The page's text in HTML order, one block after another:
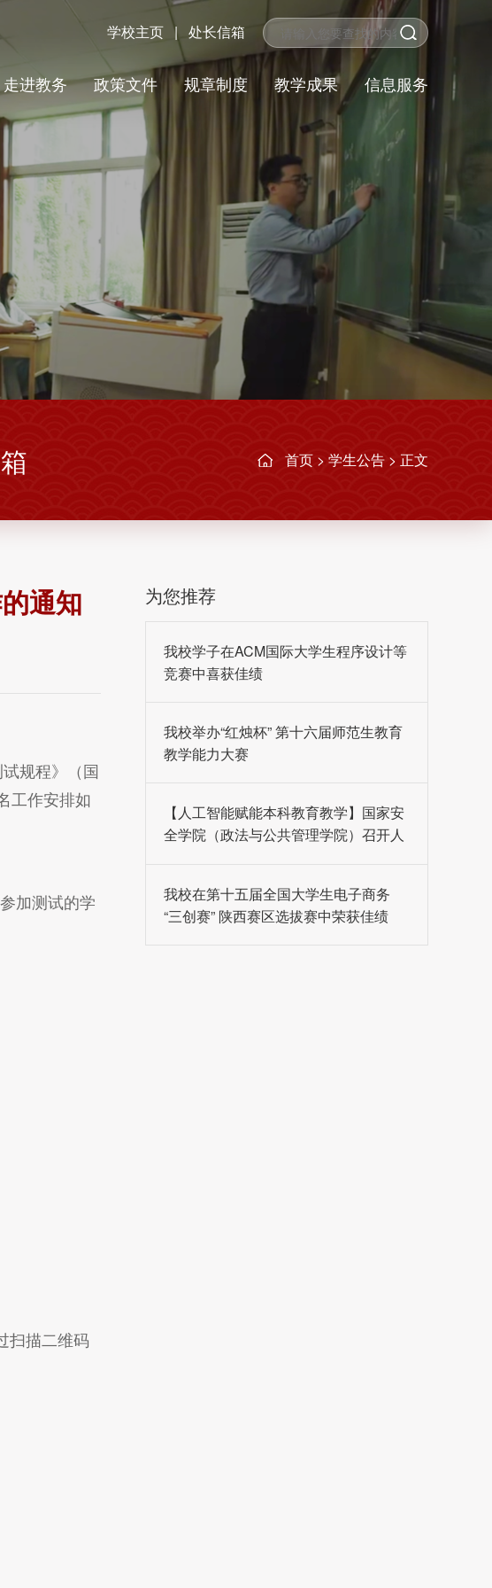
学校主页 | 处长信箱
走进教务 政策文件 规章制度 教学成果 信息服务
首页 > 学生公告 > 正文
通知
规程》（国
工作安排如
加测试的学
扫描二维码
为您推荐
我校学子在ACM国际大学生程序设计等
竞赛中喜获佳绩
我校举办“红烛杯” 第十六届师范生教育
教学能力大赛
【人工智能赋能本科教育教学】国家安
全学院（政法与公共管理学院）召开人
我校在第十五届全国大学生电子商务
“三创赛” 陕西赛区选拔赛中荣获佳绩